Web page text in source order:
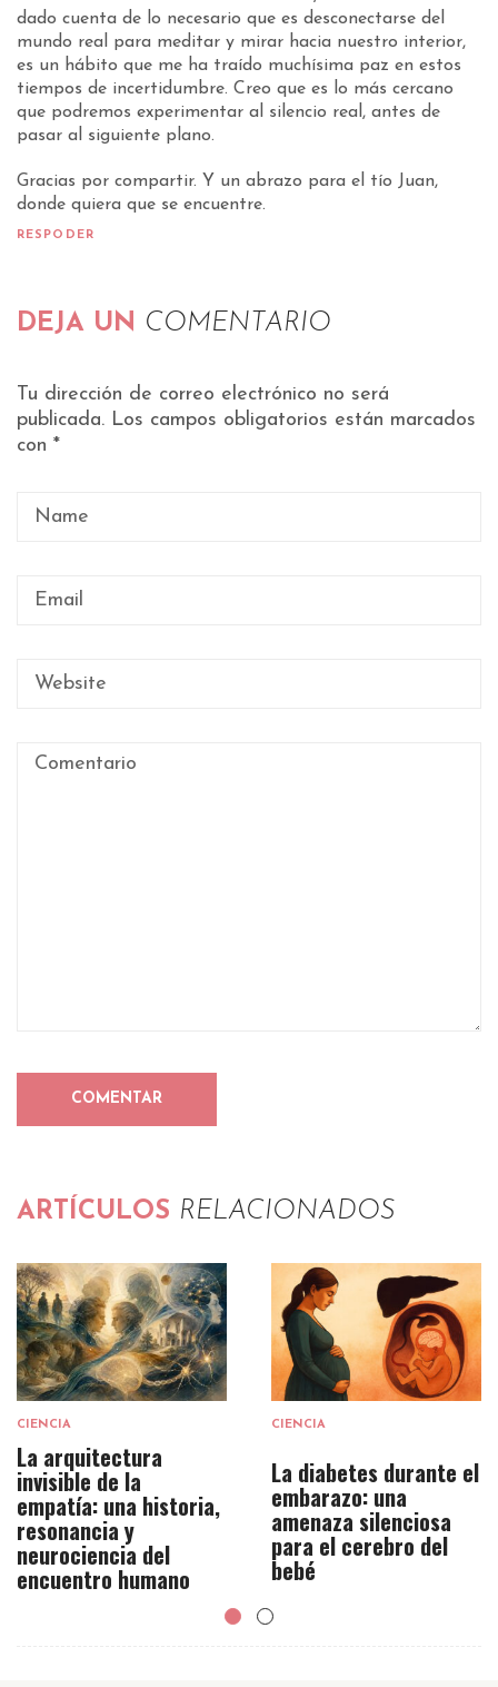
dado cuenta de lo necesario que es desconectarse del
mundo real para meditar y mirar hacia nuestro interior,
es un hábito que me ha traído muchísima paz en estos
tiempos de incertidumbre. Creo que es lo más cercano
que podremos experimentar al silencio real, antes de
pasar al siguiente plano.
Gracias por compartir. Y un abrazo para el tío Juan,
donde quiera que se encuentre.
RESPODER
DEJA UN COMENTARIO
Tu dirección de correo electrónico no será
publicada. Los campos obligatorios están marcados
con *
ARTÍCULOS RELACIONADOS
CIENCIA
La arquitectura
invisible de la
empatía: una historia,
resonancia y
neurociencia del
encuentro humano
CIENCIA
La diabetes durante el
embarazo: una
amenaza silenciosa
para el cerebro del
bebé